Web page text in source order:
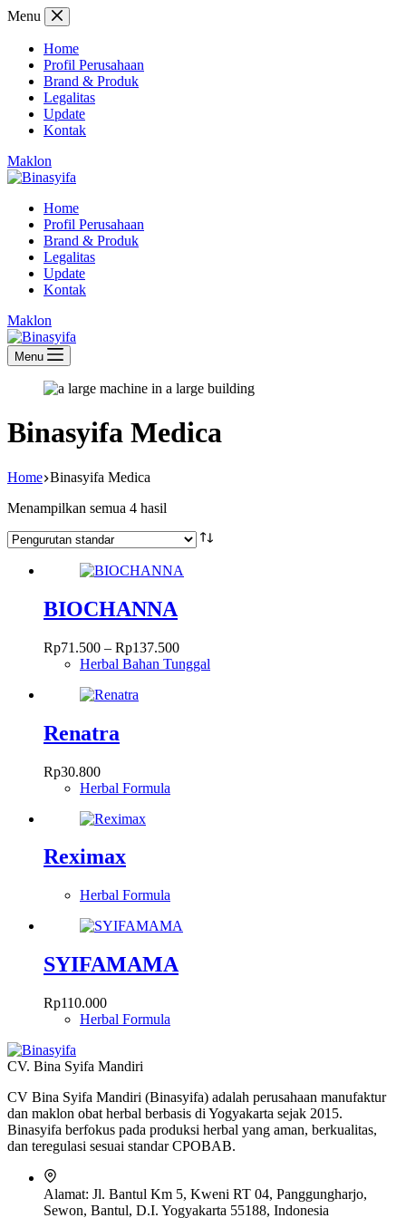
Skip
content
Menu
Home
Profil Perusahaan
Brand & Produk
Legalitas
Update
Kontak
Maklon
Home
Profil Perusahaan
Brand & Produk
Legalitas
Update
Kontak
Maklon
Menu
Binasyifa Medica
Home Binasyifa Medica
Menampilkan semua 4 hasil
BIOCHANNA
Rp71.500 – Rp137.500Rentang
harga:
Herbal Bahan Tunggal
beberapa
varian.
ini
dapat
diambil
produk
Renatra
Rp30.800
Herbal Formula
Reximax
Herbal Formula
SYIFAMAMA
Rp110.000
Herbal Formula
CV. Bina Syifa Mandiri
CV Bina Syifa Mandiri (Binasyifa) adalah perusahaan manufaktur
dan maklon obat herbal berbasis di Yogyakarta sejak 2015.
Binasyifa berfokus pada produksi herbal yang aman, berkualitas,
dan teregulasi sesuai standar CPOBAB.
Alamat: Jl. Bantul Km 5, Kweni RT 04, Panggungharjo,
Sewon, Bantul, D.I. Yogyakarta 55188, Indonesia